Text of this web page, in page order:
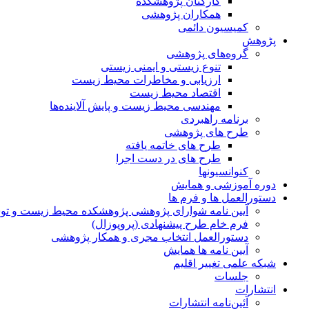
همکاران پژوهشی
کمیسیون دائمی
پڑوهش
گروه‌های پژوهشی
تنوع زیستی و ایمنی زیستی
ارزیابی و مخاطرات محیط زیست
اقتصاد محیط زیست
مهندسی محیط زیست و پایش آلاینده‌ها
برنامه راهبردی
طرح های پژوهشی
طرح های خاتمه یافته
طرح های در دست اجرا
کنوانسیونها
دوره آموزشی و همایش
دستورالعمل ها و فرم ها
آیین نامه شوارای پژوهشی پژوهشکده محیط زیست و
فرم خام طرح پیشنهادی (پروپوزال)
دستورالعمل انتخاب مجری و همکار پژوهشی
آیین نامه ها همایش
شبکه علمی تغییر اقلیم
جلسات
انتشارات
آئین‌نامه انتشارات